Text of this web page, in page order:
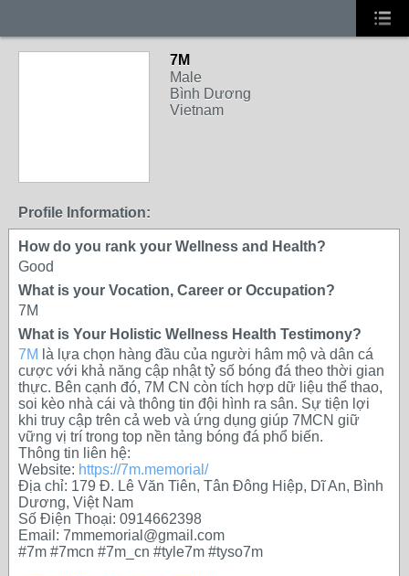
7M
Male
Bình Dương
Vietnam
Profile Information:
How do you rank your Wellness and Health?
Good
What is your Vocation, Career or Occupation?
7M
What is Your Holistic Wellness Health Testimony?
7M là lựa chọn hàng đầu của người hâm mộ và dân cá
cược với khả năng cập nhật tỷ số bóng đá theo thời gian
thực. Bên cạnh đó, 7M CN còn tích hợp dữ liệu thể thao,
soi kèo nhà cái và thông tin đội hình ra sân. Sự tiện lợi
khi truy cập trên cả web và ứng dụng giúp 7MCN giữ
vững vị trí trong top nền tảng bóng đá phổ biến.
Thông tin liên hệ:
Website: https://7m.memorial/
Địa chỉ: 179 Đ. Lê Văn Tiên, Tân Đông Hiệp, Dĩ An, Bình
Dương, Việt Nam
Số Điện Thoại: 0914662398
Email: 7mmemorial@gmail.com
#7m #7mcn #7m_cn #tyle7m #tyso7m